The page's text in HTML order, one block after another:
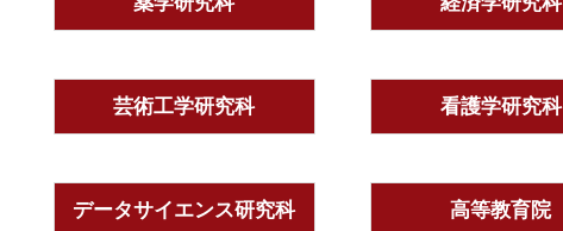
芸術工学研究科 看護学研究科
データサイエンス研究科 高等教育院